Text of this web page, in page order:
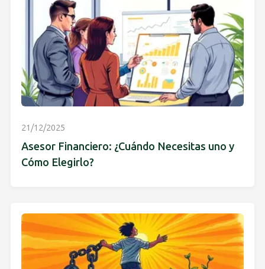
21/12/2025
Asesor Financiero: ¿Cuándo Necesitas uno y
Cómo Elegirlo?